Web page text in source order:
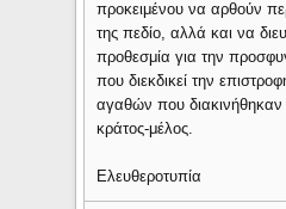
προκειμένου να αρθούν
της πεδίο, αλλά και να
προθεσμία για την
που διεκδικεί την
αγαθών που
κράτος-μέλος.
Ελευθεροτυπία